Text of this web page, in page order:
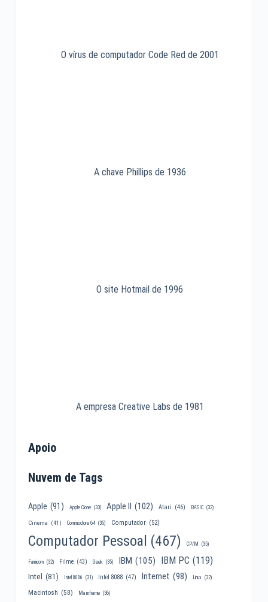
O vírus de computador Code Red de 2001
A chave Phillips de 1936
O site Hotmail de 1996
A empresa Creative Labs de 1981
Apoio
Nuvem de Tags
Apple (91) Apple Clone (33) Apple II (102) Atari (46) BASIC (32)
Cinema (41) Commodore 64 (35) Computador (52)
Computador Pessoal (467) CP/M (35)
Famicom (32) Filme (43) Geek (35) IBM (105) IBM PC (119)
Intel (81) Intel 8086 (31) Intel 8088 (47) Internet (98) Linux (32)
Macintosh (58) Mainframe (36)